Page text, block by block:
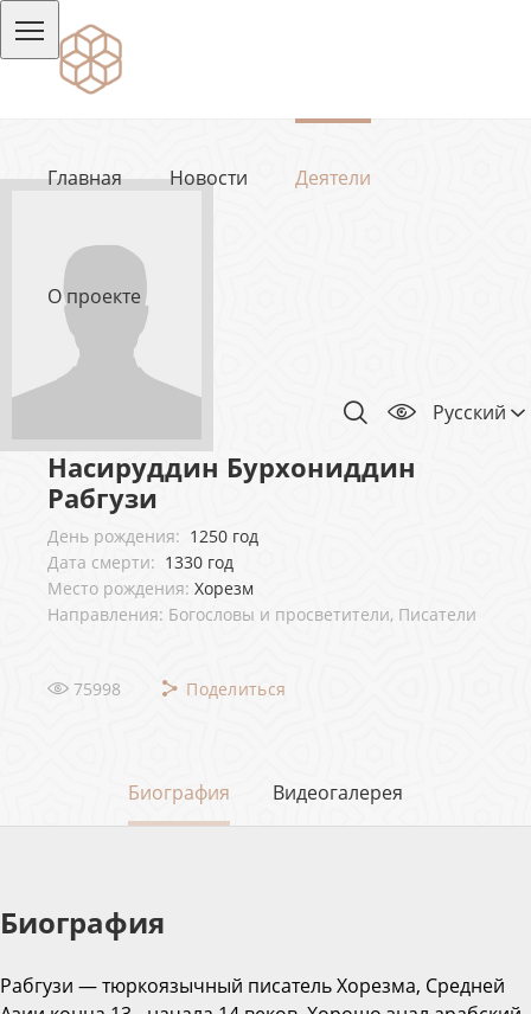
Главная Новости Деятели
О проекте
Русский
Насируддин Бурхониддин
Рабгузи
День рождения: 1250 год
Дата смерти: 1330 год
Место рождения: Хорезм
Направления: Богословы и просветители, Писатели
75998 Поделиться
Биография Видеогалерея
Биография
Рабгузи — тюркоязычный писатель Хорезма, Средней